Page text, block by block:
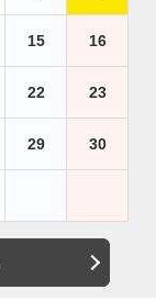
15 16
22 23
29 30